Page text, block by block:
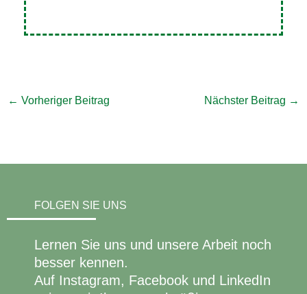
← Vorheriger Beitrag Nächster Beitrag →
FOLGEN SIE UNS
Lernen Sie uns und unsere Arbeit noch
besser kennen.
Auf Instagram, Facebook und LinkedIn